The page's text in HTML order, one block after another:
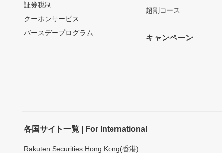
証券税制
クーポンサービス
バースデープログラム
超割コース
キャンペーン
各国サイト一覧 | For International
Rakuten Securities Hong Kong(香港)